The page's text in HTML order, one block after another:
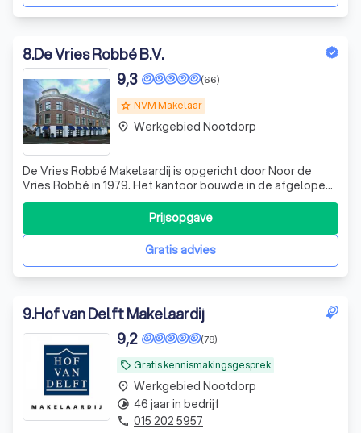
8.De Vries Robbé B.V.
grade NVM Makelaar
(66)
9,3
De Vries Robbé Makelaardij is opgericht door Noor de
Vries Robbé in 1979. Het kantoor bouwde in de afgelopen
decennia een goede naam op door haar betrouwbaarheid
en gedegen kennis van de onroerend goed markt in Den
Haag en omstreken. Sinds 2001 is het kantoor in handen
van Jan A. Kokje. Jan is sindGratis advies
Prijsopgave
place Werkgebied Nootdorp
9.Hof van Delft Makelaardij
local_offer Gratis kennismakingsgesprek
(78)
9,2
place Werkgebied Nootdorp
timelapse 46 jaar in bedrijf
phone 015 202 5957